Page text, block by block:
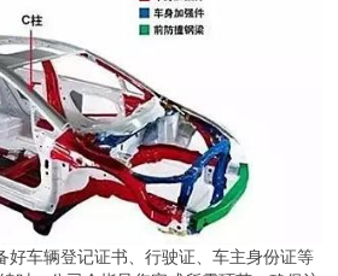
好车辆登记证书、行驶证、车主身份证等